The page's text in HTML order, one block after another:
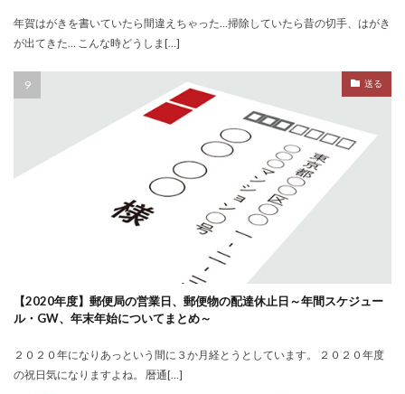
年賀はがきを書いていたら間違えちゃった…掃除していたら昔の切手、はがき
が出てきた… こんな時どうしま[…]
送る
【2020年度】郵便局の営業日、郵便物の配達休止日～年間スケジュー
ル・GW、年末年始についてまとめ～
２０２０年になりあっという間に３か月経とうとしています。 ２０２０年度
の祝日気になりますよね。 暦通[…]